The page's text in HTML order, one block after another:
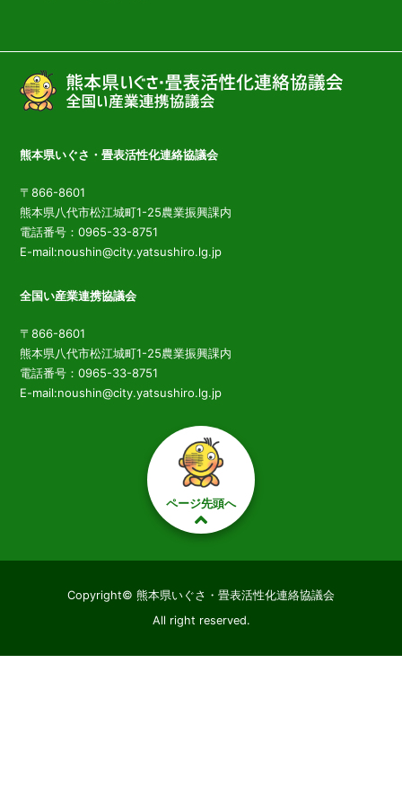
熊本県いぐさ・畳表活性化連絡協議会
〒866-8601
熊本県八代市松江城町1-25農業振興課内
電話番号：0965-33-8751
E-mail:noushin@city.yatsushiro.lg.jp
全国い産業連携協議会
〒866-8601
熊本県八代市松江城町1-25農業振興課内
電話番号：0965-33-8751
E-mail:noushin@city.yatsushiro.lg.jp
ページ先頭へ
Copyright© 熊本県いぐさ・畳表活性化連絡協議会
All right reserved.